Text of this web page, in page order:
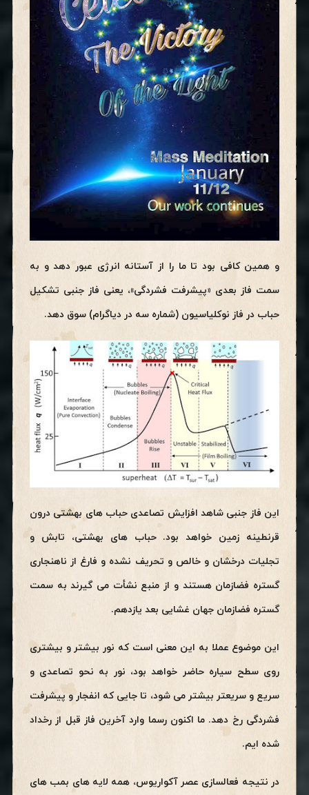
و همین کافی بود تا ما را از آستانه انرژی عبور دهد و به
سمت فاز بعدی «پیشرفت فشردگی»، یعنی فاز جنبی تشکیل
حباب در فاز نوکلیاسیون (شماره سه در دیاگرام) سوق دهد.
این فاز جنبی شاهد افزایش تصاعدی حباب های بهشتی درون
قرنطینه زمین خواهد بود. حباب های بهشتی، تابش و
تجلیات درخشان و خالص و تحریف نشده و فارغ از ناهنجاری
گستره فضازمان هستند و از منبع نشأت می گیرند به سمت
گستره فضازمان جهان غشایی بعد یازدهم.
این موضوع عملا به این معنی است که نور بیشتر و بیشتری
روی سطح سیاره حاضر خواهد بود، نور به نحو تصاعدی و
سریع و سریعتر بیشتر می شود، تا جایی که انفجار و پیشرفت
فشردگی رخ دهد. ما اکنون رسما وارد آخرین فاز قبل از رخداد
شده ایم.
در نتیجه فعالسازی عصر آکواریوس، همه لایه های بمب های